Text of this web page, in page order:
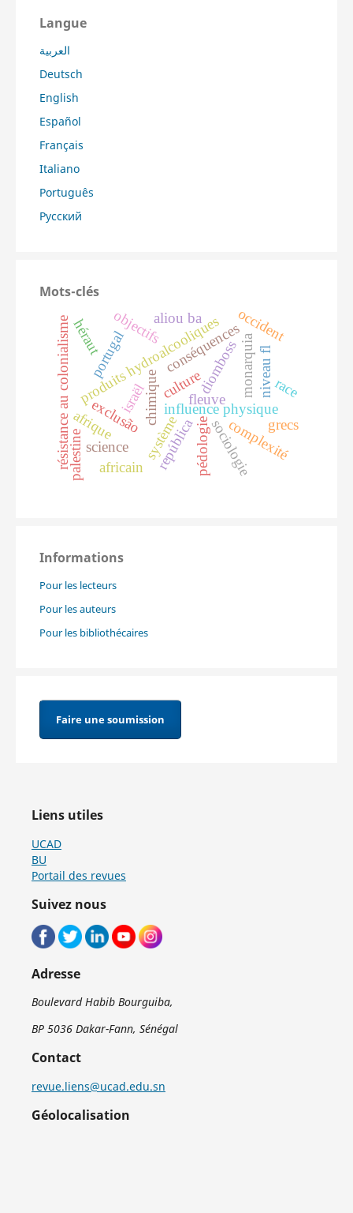
Langue
العربية
Deutsch
English
Español
Français
Italiano
Português
Русский
Mots-clés
influence physique
chimique fleuve
diomboss
pédologie
produits hydroalcooliques monarquia
república
portugal
exclusão
afrique
israël
palestine
objectifsconséquences
aliou ba occident
résistance au colonialisme sociologie
système complexité
science
africain
niveau flrace
culture
héraut
grecs
Informations
Pour les lecteurs
Pour les auteurs
Pour les bibliothécaires
Faire une soumission
Liens utiles
UCAD
BU
Portail des revues
Suivez nous
Adresse
Boulevard Habib Bourguiba,
BP 5036 Dakar-Fann, Sénégal
Contact
revue.liens@ucad.edu.sn
Géolocalisation